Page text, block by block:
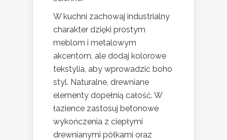
W kuchni zachowaj industrialny
charakter dzięki prostym
meblom i metalowym
akcentom, ale dodaj kolorowe
tekstylia, aby wprowadzić boho
styl. Naturalne, drewniane
elementy dopełnią całość. W
łazience zastosuj betonowe
wykończenia z ciepłymi
drewnianymi półkami oraz